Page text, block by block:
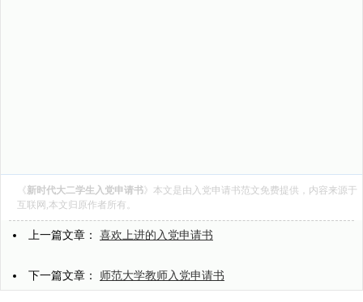
《新时代大二学生入党申请书》本文是由 入党申请书范文免费提供，内容来源于
互联网,本文归原作者所有。
上一篇文章： 喜欢上进的入党申请书
下一篇文章： 师范大学教师入党申请书